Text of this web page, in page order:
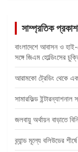
সাম্প্রতিক
বাংলাদেশে আবাসন ও হাই-
সঙ্গে জিএম হোল্ডিংসের
আরামকো ট্রেডিং থেকে
সামারফিল্ড
জলবায়ু অর্থায়ন বাড়াতে
ব্র্যান্ড মূল্যে বলিউডের